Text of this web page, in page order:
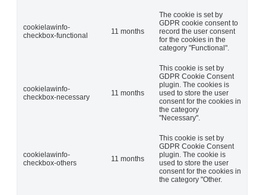
cookielawinfo-
checkbox-functional
11 months
The cookie is set by
GDPR cookie consent to
record the user consent
for the cookies in the
category "Functional".
cookielawinfo-
checkbox-necessary
11 months
This cookie is set by
GDPR Cookie Consent
plugin. The cookies is
used to store the user
consent for the cookies in
the category
"Necessary".
cookielawinfo-
checkbox-others
11 months
This cookie is set by
GDPR Cookie Consent
plugin. The cookie is
used to store the user
consent for the cookies in
the category "Other.